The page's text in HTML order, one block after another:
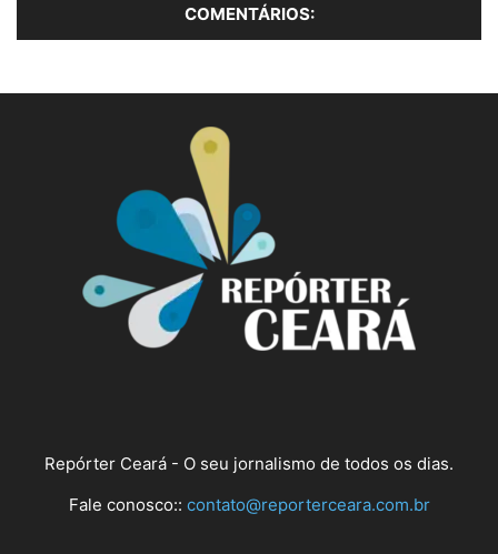
Repórter Ceará - O seu jornalismo de todos os dias.
Fale conosco:: contato@reporterceara.com.br